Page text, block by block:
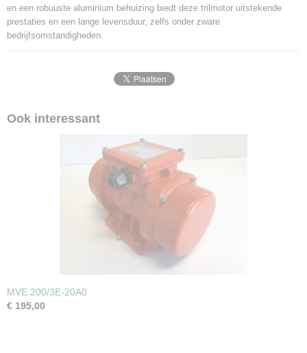
en een robuuste aluminium behuizing biedt deze trilmotor uitstekende
prestaties en een lange levensduur, zelfs onder zware
bedrijfsomstandigheden.
Ook interessant
MVE 200/3E-20A0
€ 195,00